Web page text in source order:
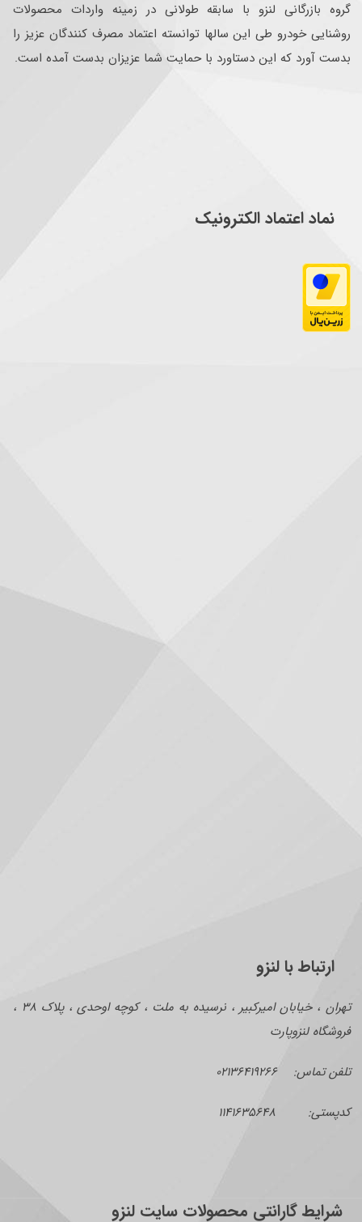
گروه بازرگانی لنزو با سابقه طولانی در زمینه واردات محصولات
روشنایی خودرو طی این سالها توانسته اعتماد مصرف کنندگان عزیز را
بدست آورد که این دستاورد با حمایت شما عزیزان بدست آمده است.
نماد اعتماد الکترونیک
ارتباط با لنزو
تهران ، خیابان امیرکبیر ، نرسیده به ملت ، کوچه اوحدی ، پلاک ۳۸ ،
فروشگاه لنزوپارت
تلفن تماس: ۰۲۱۳۶۴۱۹۲۶۶
کدپستی: ۱۱۴۱۶۳۵۶۴۸
شرایط گارانتی محصولات سایت لنزو